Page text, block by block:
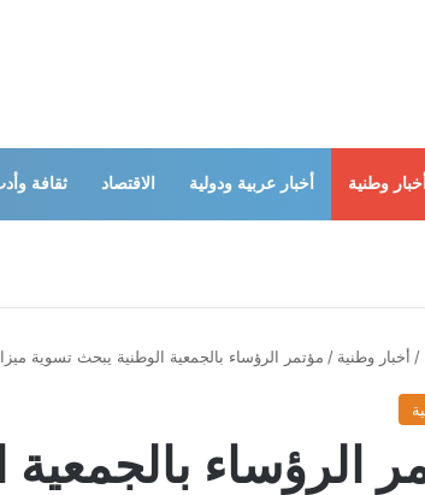
أخبار وطنية أخبار عربية ودولية الاقتصاد ثقافة
/ أخبار وطنية / مؤتمر الرؤساء بالجمعية الوطنية يبحث تسوية ميزانية 2024 وبرنامج
الرؤساء